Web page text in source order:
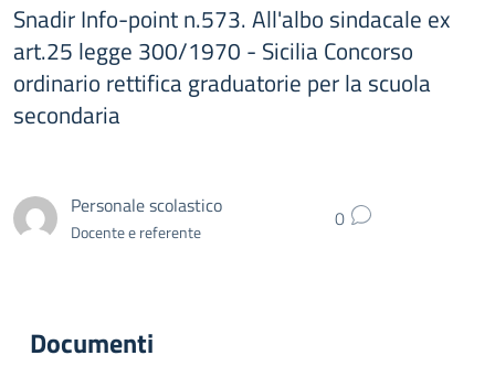
Snadir Info-point n.573. All'albo sindacale ex
art.25 legge 300/1970 - Sicilia Concorso
ordinario rettifica graduatorie per la scuola
secondaria
Personale scolastico
Docente e referente 0
Documenti